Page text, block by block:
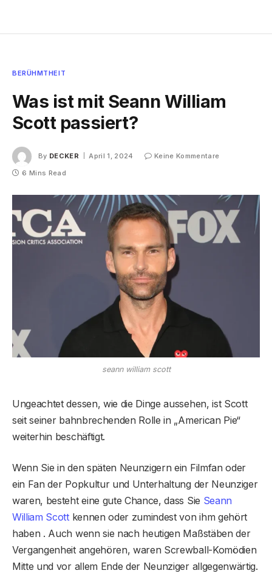
BERÜHMTHEIT
Was ist mit Seann William
Scott passiert?
By DECKER April 1, 2024
Keine Kommentare
6 Mins Read
seann william scott
Ungeachtet dessen, wie die Dinge aussehen, ist Scott
seit seiner bahnbrechenden Rolle in „American Pie“
weiterhin beschäftigt.
Wenn Sie in den späten Neunzigern ein Filmfan oder
ein Fan der Popkultur und Unterhaltung der Neunziger
waren, besteht eine gute Chance, dass Sie Seann
William Scottkennen oder zumindest von ihm gehört
haben . Auch wenn sie nach heutigen Maßstäben der
Vergangenheit angehören, waren Screwball-Komödien
Mitte und vor allem Ende der Neunziger allgegenwärtig.